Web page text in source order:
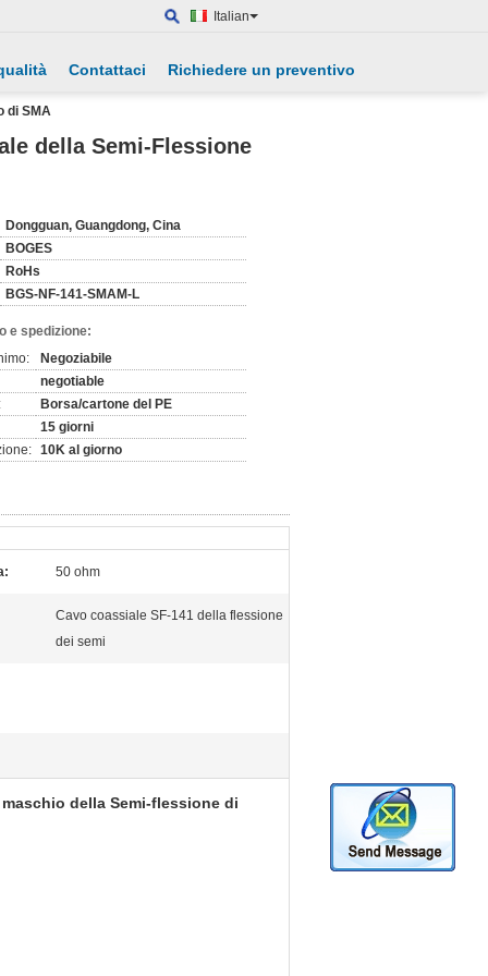
Italian
Contattaci Richiedere un preventivo
di SMA
della Semi-Flessione
Dongguan, Guangdong, Cina
BOGES
RoHs
BGS-NF-141-SMAM-L
e spedizione:
Negoziabile
negotiable
Borsa/cartone del PE
15 giorni
10K al giorno
50 ohm
Cavo coassiale SF-141 della flessione
dei semi
della Semi-flessione di